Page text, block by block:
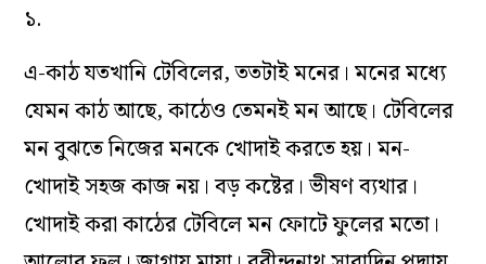
১.
এ-কাঠ যতখানি টেবিলের, ততটাই মনের। মনের মধ‌্যে
যেমন কাঠ আছে, কাঠেও তেমনই মন আছে। টেবিলের
মন বুঝতে নিজের মনকে খোদাই করতে হয়। মন-
খোদাই সহজ কাজ নয়। বড় কষ্টের। ভীষণ ব‌্যথার।
খোদাই করা কাঠের টেবিলে মন ফোটে ফুলের মতো।